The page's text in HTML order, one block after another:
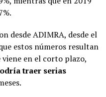
desde ADIMRA, desde el
estos números resultan
en el corto plazo,
traer serias